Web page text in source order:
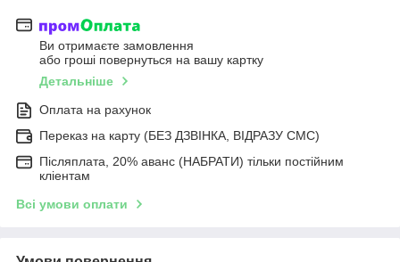
Ви отримаєте замовлення
або гроші повернуться на вашу картку
Детальніше
Оплата на рахунок
Переказ на карту (БЕЗ ДЗВІНКА, ВІДРАЗУ СМС)
Післяплата, 20% аванс (НАБРАТИ) тільки постійним
кліентам
Всі умови оплати